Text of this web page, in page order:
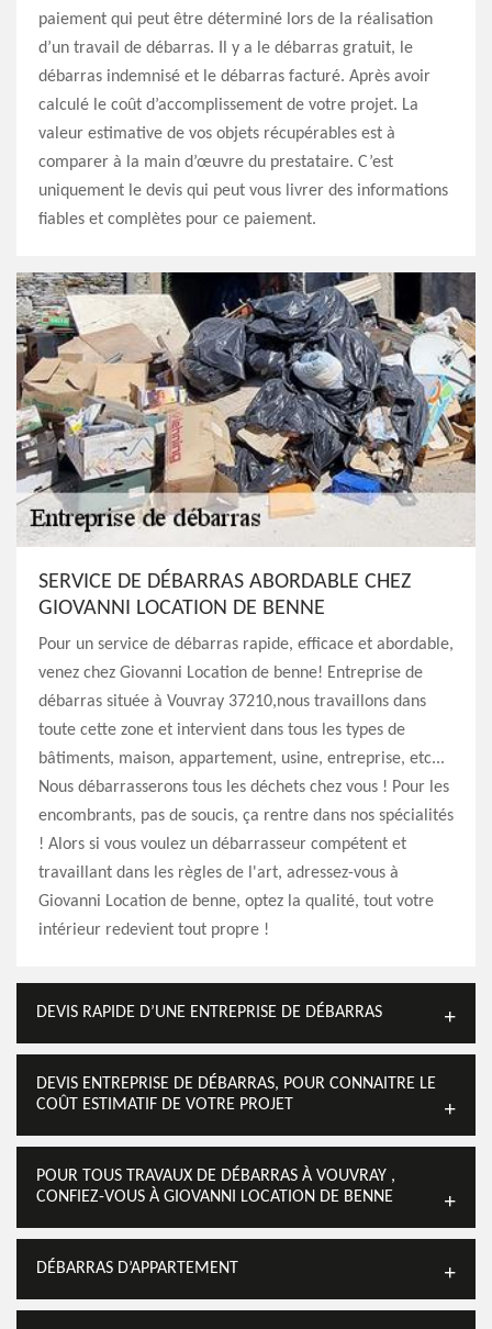
paiement qui peut être déterminé lors de la réalisation
d’un travail de débarras. Il y a le débarras gratuit, le
débarras indemnisé et le débarras facturé. Après avoir
calculé le coût d’accomplissement de votre projet. La
valeur estimative de vos objets récupérables est à
comparer à la main d’œuvre du prestataire. C’est
uniquement le devis qui peut vous livrer des informations
fiables et complètes pour ce paiement.
SERVICE DE DÉBARRAS ABORDABLE CHEZ
GIOVANNI LOCATION DE BENNE
Pour un service de débarras rapide, efficace et abordable,
venez chez Giovanni Location de benne! Entreprise de
débarras située à Vouvray 37210,nous travaillons dans
toute cette zone et intervient dans tous les types de
bâtiments, maison, appartement, usine, entreprise, etc...
Nous débarrasserons tous les déchets chez vous ! Pour les
encombrants, pas de soucis, ça rentre dans nos spécialités
! Alors si vous voulez un débarrasseur compétent et
travaillant dans les règles de l'art, adressez-vous à
Giovanni Location de benne, optez la qualité, tout votre
intérieur redevient tout propre !
DEVIS RAPIDE D’UNE ENTREPRISE DE DÉBARRAS
DEVIS ENTREPRISE DE DÉBARRAS, POUR CONNAITRE LE
COÛT ESTIMATIF DE VOTRE PROJET
POUR TOUS TRAVAUX DE DÉBARRAS À VOUVRAY ,
CONFIEZ-VOUS À GIOVANNI LOCATION DE BENNE
DÉBARRAS D’APPARTEMENT